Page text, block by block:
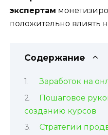
экспертам
положительно влиять
Содержание
Заработок на
Пошаговое
созданию курсов
Стратегии